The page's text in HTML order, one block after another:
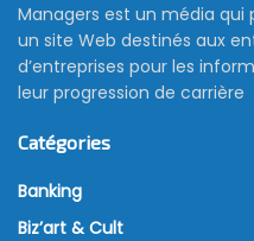
Managers est un média
un site Web destinés aux
d’entreprises pour les
leur progression de carrière
Catégories
Banking
Biz’art & Cult